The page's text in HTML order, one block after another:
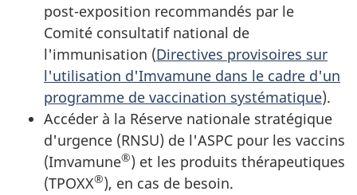
post-exposition recommandés par le
Comité consultatif national de
l'immunisation (Directives provisoires sur
l'utilisation d'Imvamune dans le cadre d'un
programme de vaccination systématique).
Accéder à la Réserve nationale stratégique
d'urgence (RNSU) de l'ASPC pour les vaccins
(Imvamune®) et les produits thérapeutiques
(TPOXX®), en cas de besoin.